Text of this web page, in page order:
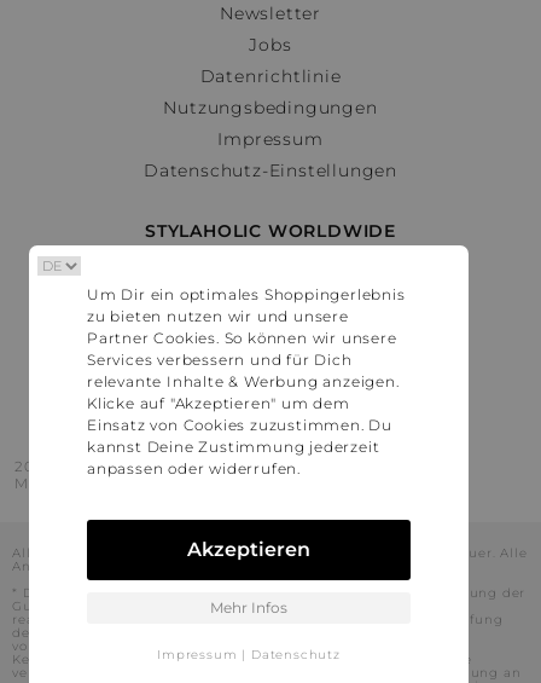
Newsletter
Jobs
Datenrichtlinie
Nutzungsbedingungen
Impressum
Datenschutz-Einstellungen
STYLAHOLIC WORLDWIDE
Österreich
Schweiz
France
United States
2016 - 2026 © Stylaholic.
Made for you with love in munich.
Alle Preise inkl. der jeweils geltenden gesetzlichen Mehrwertsteuer. Alle
Angaben ohne Gewähr.
* Die angezeigten Preise beinhalten Rabatte, die durch die Nutzung der
Gutschein-Codes auf den Seiten unserer Partner voraussichtlich
realisiert werden können. Stylaholic führt keine vollständige Prüfung
der Gutschein-Codes durch und es kann daher in Einzelfällen
vorkommen, dass die Gutscheine abweichend von unserem
Kenntnisstand bei dem jeweiligen Shop nicht oder nur teilweise
verwendet werden können. Darüber hinaus kann deren Verwendung an
Um Dir ein optimales Shoppingerlebnis
zu bieten nutzen wir und unsere
Partner Cookies. So können wir unsere
Services verbessern und für Dich
relevante Inhalte & Werbung anzeigen.
Klicke auf "Akzeptieren" um dem
Einsatz von Cookies zuzustimmen. Du
kannst Deine Zustimmung jederzeit
anpassen oder widerrufen.
Akzeptieren
Mehr Infos
Impressum | Datenschutz